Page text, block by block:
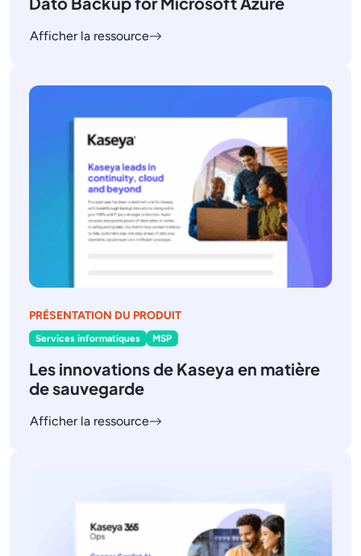
Afficher la ressource
PRÉSENTATION DU PRODUIT
Services informatiques MSP
Les innovations de Kaseya en matière
de sauvegarde
Afficher la ressource